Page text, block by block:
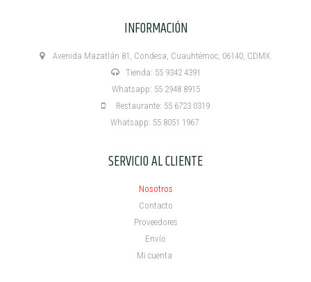
INFORMACIÓN
Avenida Mazatlán 81, Condesa, Cuauhtémoc, 06140, CDMX.
Tienda: 55 9342 4391
Whatsapp: 55 2948 8915
Restaurante: 55 6723 0319
Whatsapp: 55 8051 1967
SERVICIO AL CLIENTE
Nosotros
Contacto
Proveedores
Envío
Mi cuenta ​